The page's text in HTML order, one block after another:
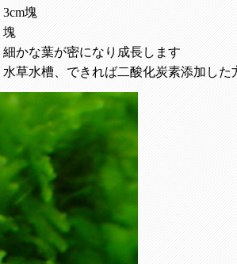
3cm塊
塊
細かな葉が密になり成長します
水草水槽、できれば二酸化炭素添加した